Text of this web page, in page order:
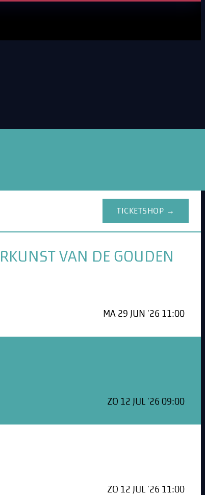
TICKETSHOP →
VAN DE GOUDEN
MA 29 JUN '26 11:00
ZO 12 JUL '26 09:00
ZO 12 JUL '26 11:00